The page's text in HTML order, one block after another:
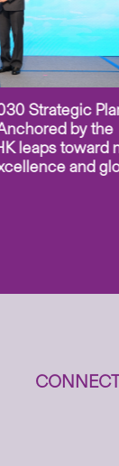
Strategic
by the
leaps toward
and